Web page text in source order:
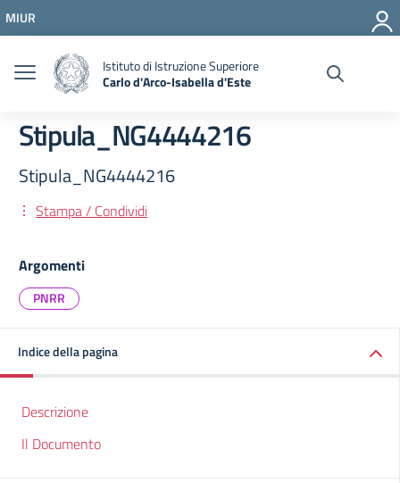
Vai al menu di navigazione
Vai al footer
MIUR
Istituto di Istruzione Superiore
Carlo d'Arco-Isabella d'Este
Stipula_NG4444216
Stipula_NG4444216
Stampa / Condividi
Argomenti
PNRR
Indice della pagina
Descrizione
Il Documento